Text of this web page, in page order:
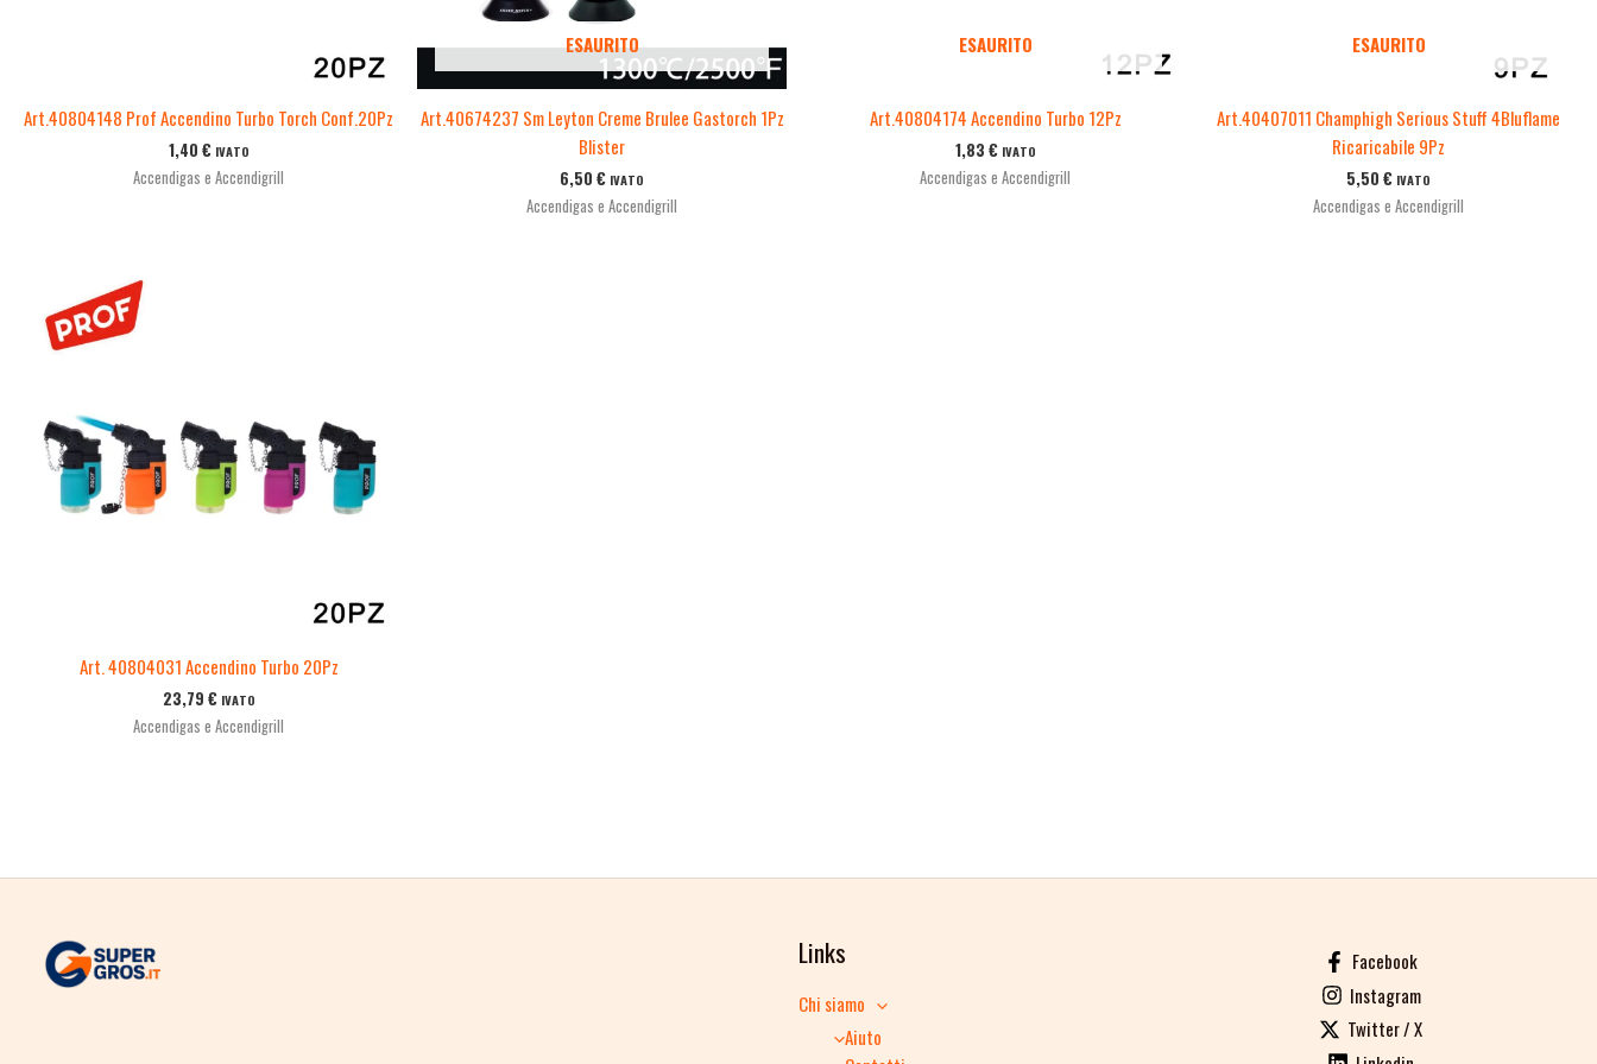
Art.40804148 Prof Accendino Turbo Torch Conf.20Pz
1,40 € IVATO
Accendigas e Accendigrill
ESAURITO
Art.40674237 Sm Leyton Creme Brulee Gastorch 1Pz
Blister
6,50 € IVATO
Accendigas e Accendigrill
ESAURITO
Art.40804174 Accendino Turbo 12Pz
1,83 € IVATO
Accendigas e Accendigrill
ESAURITO
Art.40407011 Champhigh Serious Stuff 4Bluflame
Ricaricabile 9Pz
5,50 € IVATO
Accendigas e Accendigrill
Art. 40804031 Accendino Turbo 20Pz
23,79 € IVATO
Accendigas e Accendigrill
Links
Chi siamo
Aiuto
Facebook
Instagram
Twitter / X